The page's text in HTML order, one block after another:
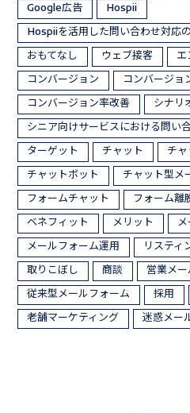
Google広告
Hospii
Hospiiを活用した問い合わせ対応
おもてなし
ウェブ接客
エ
コンバージョン
コンバージョ
コンバージョン率改善
シナリ
シニア向けサービスにおける問い
ターゲット
チャット
チ
チャットボット
チャット型メ
フォームチャット
フォーム離
ベネフィット
メリット
メールフォーム運用
リスティ
取りこぼし
商談 営業メー
従来型メールフォーム
採用
老舗マーケティング
迷惑メー